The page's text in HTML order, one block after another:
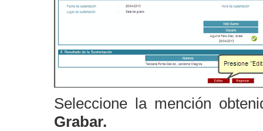
Seleccione la mención
Grabar.